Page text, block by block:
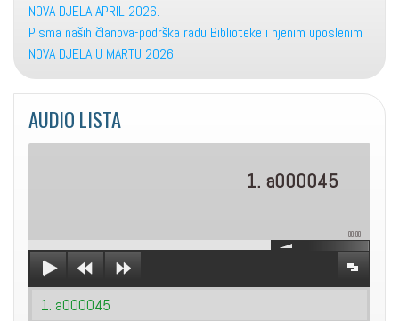
NOVA DJELA APRIL 2026.
Pisma naših članova-podrška radu Biblioteke i njenim uposlenim
NOVA DJELA U MARTU 2026.
AUDIO LISTA
1. a000045
00:00
1. a000045